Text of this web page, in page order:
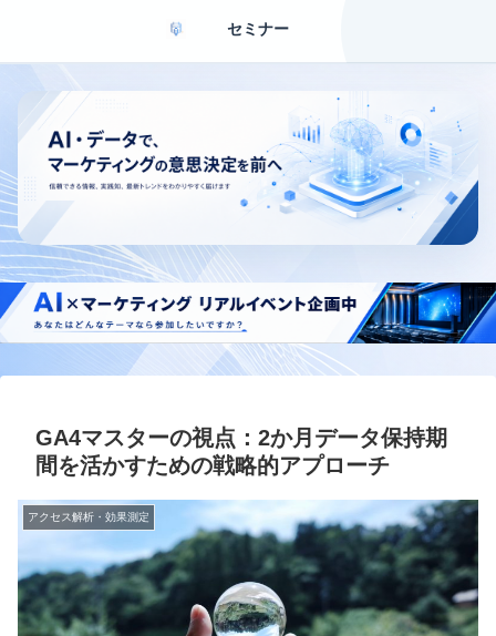
セミナー
GA4マスターの視点：2か月データ保持期
間を活かすための戦略的アプローチ
アクセス解析・効果測定